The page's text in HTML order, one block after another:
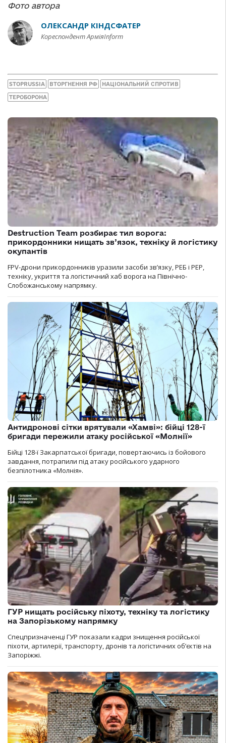
Фото автора
ОЛЕКСАНДР КІНДСФАТЕР
Кореспондент АрміяInform
STOPRUSSIA ВТОРГНЕННЯ РФ НАЦІОНАЛЬНИЙ СПРОТИВ
ТЕРОБОРОНА
Destruction Team розбирає тил ворога:
прикордонники нищать зв’язок, техніку й логістику
окупантів
FPV-дрони прикордонників уразили засоби зв’язку, РЕБ і РЕР,
техніку, укриття та логістичний хаб ворога на Північно-
Слобожанському напрямку.
Антидронові сітки врятували «Хамві»: бійці 128-ї
бригади пережили атаку російської «Молнії»
Бійці 128-ї Закарпатської бригади, повертаючись із бойового
завдання, потрапили під атаку російського ударного
безпілотника «Молнія».
ГУР нищать російську піхоту, техніку та логістику
на Запорізькому напрямку
Спецпризначенці ГУР показали кадри знищення російської
піхоти, артилерії, транспорту, дронів та логістичних об’єктів на
Запоріжжі.